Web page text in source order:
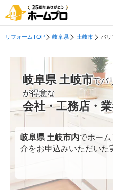
リフォームTOP 岐阜県 土岐市 バ
岐阜県 土岐市でバ
が得意な
会社・工務店・
岐阜県 土岐市内でホー
介をお申込みいただいた